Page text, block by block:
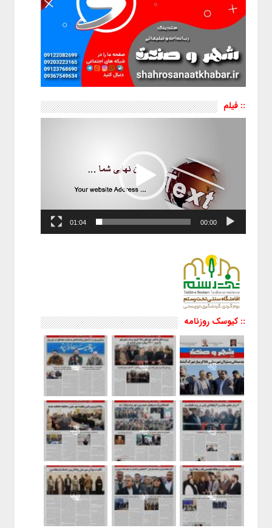
:: فیلم
نمایشگر
00:00
01:04
:: کیوسک روزنامه